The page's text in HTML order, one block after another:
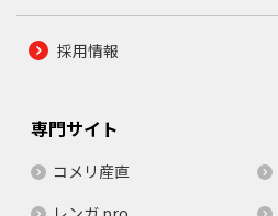
採用情報
専門サイト
コメリ産直